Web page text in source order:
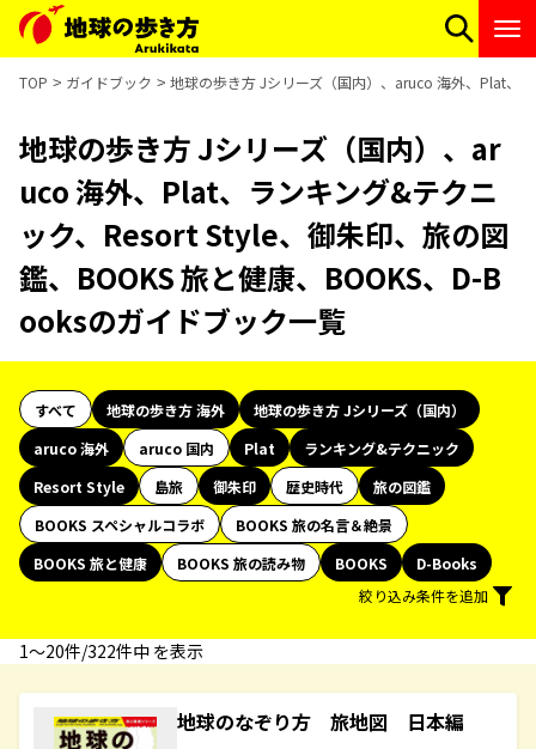
TOP ガイドブック 地球の歩き方 Jシリーズ（国内）、aruco 海外、Plat、
地球の歩き方 Jシリーズ（国内）、ar
uco 海外、Plat、ランキング&テクニ
ック、Resort Style、御朱印、旅の図
鑑、BOOKS 旅と健康、BOOKS、D-B
ooksのガイドブック一覧
すべて 地球の歩き方 海外
地球の歩き方 Jシリーズ（国内）
aruco 海外
aruco 国内 Plat
ランキング&テクニック
Resort Style
島旅 御朱印 歴史時代
旅の図鑑
BOOKS スペシャルコラボ
BOOKS 旅の名言＆絶景
BOOKS 旅と健康
BOOKS 旅の読み物 BOOKS
D-Books
絞り込み条件を追加
1〜20件/322件中 を表示
地球のなぞり方 旅地図 日本編